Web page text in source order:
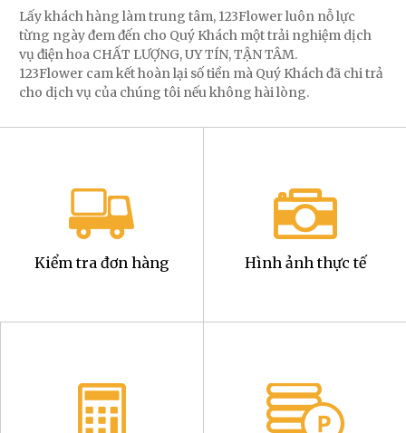
Lấy khách hàng làm trung tâm, 123Flower luôn nỗ lực
từng ngày đem đến cho Quý Khách một trải nghiệm dịch
vụ điện hoa CHẤT LƯỢNG, UY TÍN, TẬN TÂM.
123Flower cam kết hoàn lại số tiền mà Quý Khách đã chi trả
cho dịch vụ của chúng tôi nếu không hài lòng.
Kiểm tra đơn hàng Hình ảnh thực tế